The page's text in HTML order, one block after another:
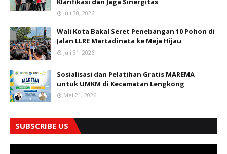
Juli 30, 2026
Wali Kota Bakal Seret Penebangan 10 Pohon di
Jalan LLRE Martadinata ke Meja Hijau
Juli 31, 2026
Sosialisasi dan Pelatihan Gratis MAREMA
untuk UMKM di Kecamatan Lengkong
Mei 21, 2026
SUBSCRIBE US